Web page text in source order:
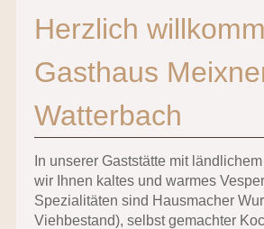
Herzlich
Gasthaus
Watterbach
In unserer Gaststätte mit
wir Ihnen kaltes und warmes
Spezialitäten sind Hausmacher
Viehbestand), selbst gemachter